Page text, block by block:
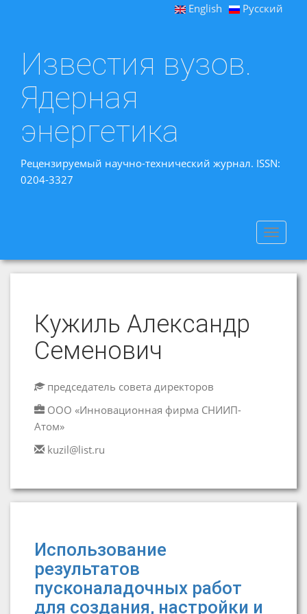
English Русский
Известия вузов.
Ядерная
энергетика
Рецензируемый научно-технический журнал. ISSN:
0204-3327
Toggle
Кужиль Александр
Семенович
председатель совета директоров
ООО «Инновационная фирма СНИИП-
Атом»
kuzil@list.ru
Использование
результатов
пусконаладочных работ
для создания, настройки и